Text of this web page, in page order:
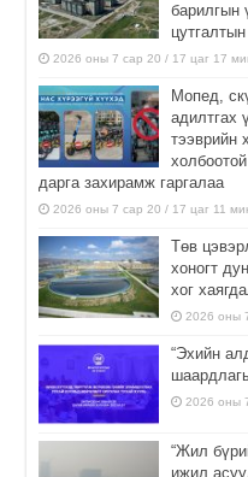
барилгын
2026 оны 7 сар 20 / 17 цаг 17
Мопед,
адилтгах
тээврийн
дарга захирамж гаргалаа
2026 оны 7 сар 20 / 17 цаг 11
Төв
хоногт
хог
2026 оны
“Эхийн
2026 оны
“Жил
ижил